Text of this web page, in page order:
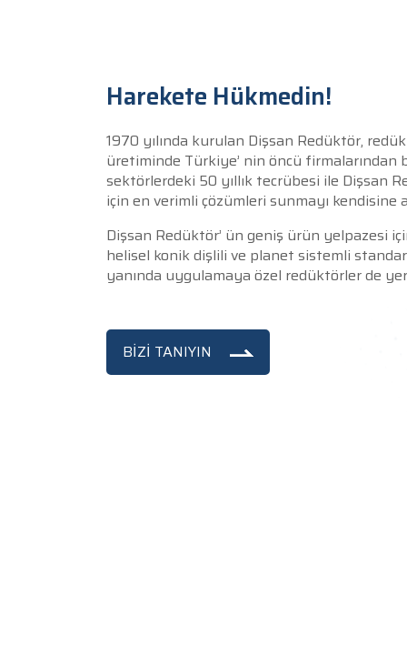
Harekete Hükmedin!
1970 yılında kurulan Dişsan Redüktör,
üretiminde Türkiye’ nin öncü firmalarından
sektörlerdeki 50 yıllık tecrübesi ile Dişsan
için en verimli çözümleri sunmayı kendisine
Dişsan Redüktör’ ün geniş ürün yelpazesi
helisel konik dişlili ve planet sistemli
yanında uygulamaya özel redüktörler de
BİZİ TANIYIN